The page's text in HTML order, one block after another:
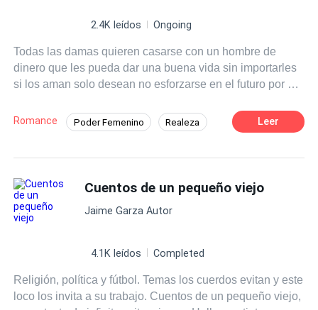
2.4K leídos Ongoing
Todas las damas quieren casarse con un hombre de
dinero que les pueda dar una buena vida sin importarles
si los aman solo desean no esforzarse en el futuro por el
medios aunque en esta sociedad tan machista es muy
difícil ser una mujer independiente.
Romance Poder Femenino Realeza Leer
Cuentos de un pequeño viejo
Jaime Garza Autor
4.1K leídos Completed
Religión, política y fútbol. Temas los cuerdos evitan y este
loco los invita a su trabajo. Cuentos de un pequeño viejo,